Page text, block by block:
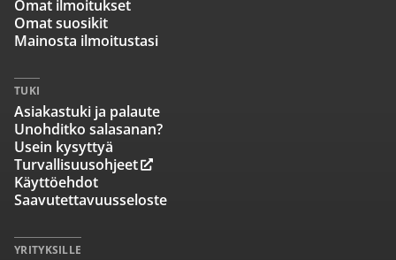
Omat ilmoitukset
Omat suosikit
Mainosta ilmoitustasi
TUKI
Asiakastuki ja palaute
Unohditko salasanan?
Usein kysyttyä
Turvallisuusohjeet
Käyttöehdot
Saavutettavuusseloste
YRITYKSILLE